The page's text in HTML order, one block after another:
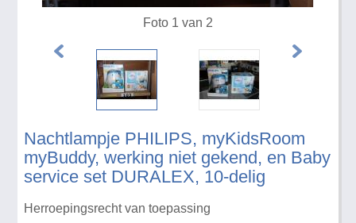
Nachtlampje PHILIPS, myKidsRoom
myBuddy, werking niet gekend, en Baby
service set DURALEX, 10-delig
Herroepingsrecht van toepassing
Foto 1 van 2